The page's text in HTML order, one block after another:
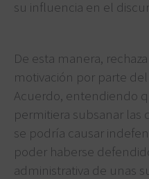
su influencia en el
De esta manera,
motivación por parte
Acuerdo, entendiendo
permitiera subsanar las
se podría causar
poder haberse
administrativa de unas